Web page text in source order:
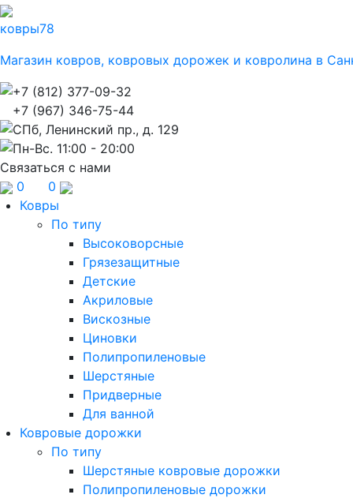
ковры78
Магазин ковров, ковровых дорожек и ковролина в
+7 (812) 377-09-32
+7 (967) 346-75-44
СПб, Ленинский пр., д. 129
Пн-Вс. 11:00 - 20:00
Связаться с нами
0
0
Ковры
По типу
Высоковорсные
Грязезащитные
Детские
Акриловые
Вискозные
Циновки
Полипропиленовые
Шерстяные
Придверные
Для ванной
Ковровые дорожки
По типу
Шерстяные ковровые дорожки
Полипропиленовые дорожки